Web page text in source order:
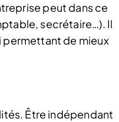
peut dans ce
secrétaire…). Il
permettant de mieux
Être indépendant